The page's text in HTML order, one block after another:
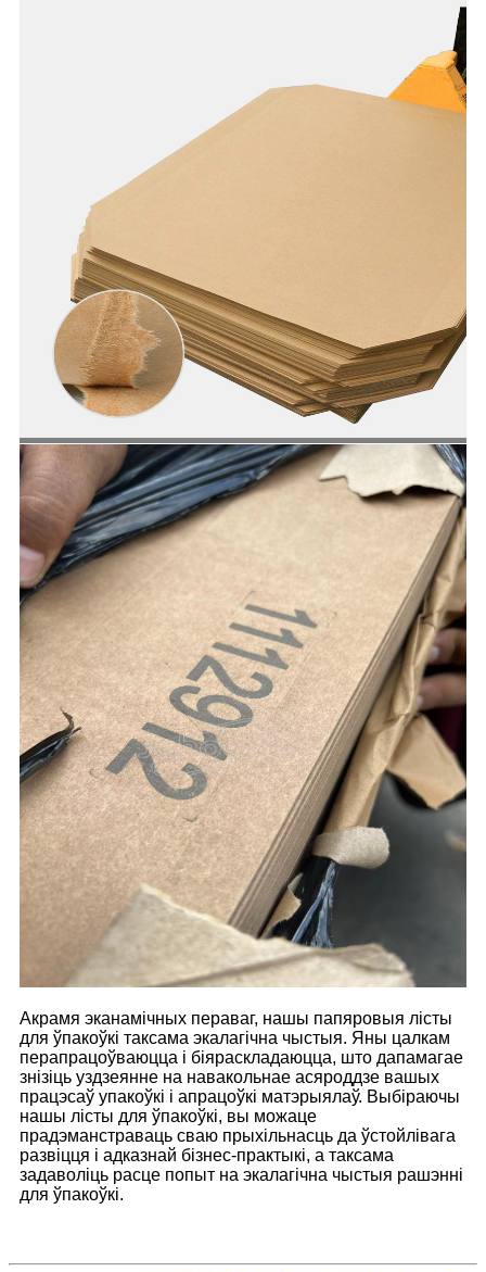
Акрамя эканамічных пераваг, нашы папяровыя лісты
для ўпакоўкі таксама экалагічна чыстыя. Яны цалкам
перапрацоўваюцца і біяраскладаюцца, што дапамагае
знізіць уздзеянне на навакольнае асяроддзе вашых
працэсаў упакоўкі і апрацоўкі матэрыялаў. Выбіраючы
нашы лісты для ўпакоўкі, вы можаце
прадэманстраваць сваю прыхільнасць да ўстойлівага
развіцця і адказнай бізнес-практыкі, а таксама
задаволіць расце попыт на экалагічна чыстыя рашэнні
для ўпакоўкі.